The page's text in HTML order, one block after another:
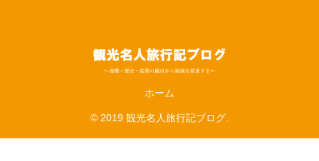
ホーム
© 2019 観光名人旅行記ブログ.